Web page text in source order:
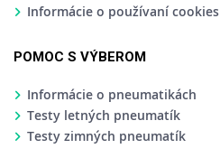
Informácie o používaní cookies
POMOC S VÝBEROM
Informácie o pneumatikách
Testy letných pneumatík
Testy zimných pneumatík